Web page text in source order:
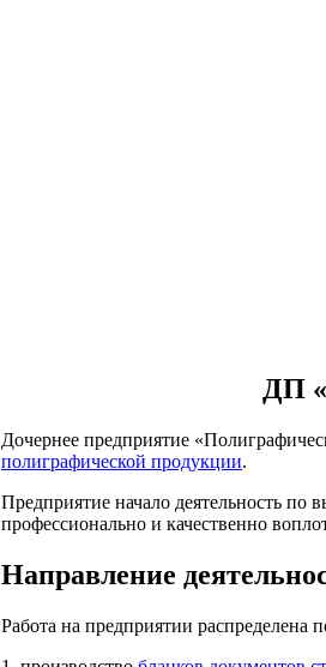
ДП
Дочернее предприятие
полиграфической продукции.
Предприятие начало деятельность по
профессионально и качественно
Направление
Работа на предприятии распределена